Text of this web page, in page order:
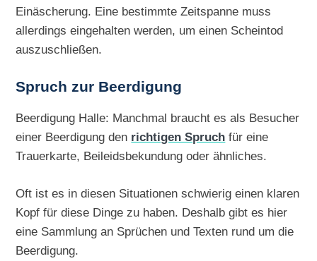
Einäscherung. Eine bestimmte Zeitspanne muss
allerdings eingehalten werden, um einen Scheintod
auszuschließen.
Spruch zur Beerdigung
Beerdigung Halle: Manchmal braucht es als Besucher
einer Beerdigung den richtigen Spruch für eine
Trauerkarte, Beileidsbekundung oder ähnliches.
Oft ist es in diesen Situationen schwierig einen klaren
Kopf für diese Dinge zu haben. Deshalb gibt es hier
eine Sammlung an Sprüchen und Texten rund um die
Beerdigung.